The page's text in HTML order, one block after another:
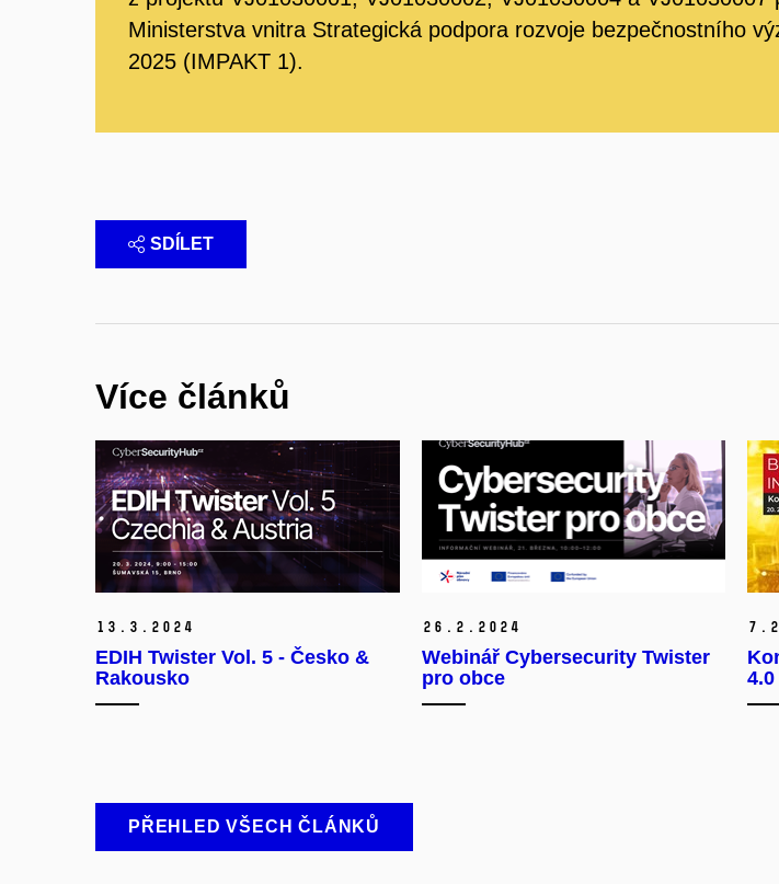
Ministerstva vnitra Strategická podpora rozvoje bezpečnostního
2025 (IMPAKT 1).
SDÍLET
Více článků
13. 3. 2024
EDIH Twister Vol. 5 - Česko &
Rakousko
26. 2. 2024
Webinář Cybersecurity Twister
pro obce
7.
4.0
PŘEHLED VŠECH ČLÁNKŮ